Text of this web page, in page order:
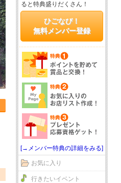
ると特典盛りだくさん！
ひごなび！
無料メンバー登録
[→メンバー特典の詳細をみる]
お気に入り
行きたいイベント